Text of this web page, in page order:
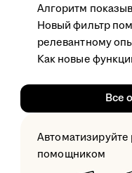
Алгоритм
Новый фильтр
релевантному
Как новые
Все
помощником